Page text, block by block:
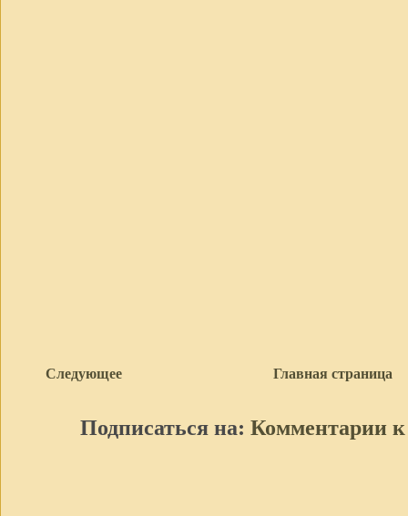
Следующее Главная страница
Подписаться на: Комментарии